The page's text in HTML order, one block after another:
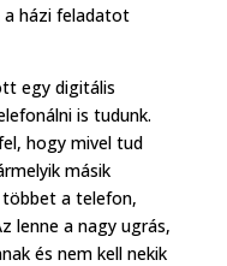
a házi feladatot
egy digitális
is tudunk.
hogy mivel tud
másik
a telefon,
lenne a nagy ugrás,
és nem kell nekik